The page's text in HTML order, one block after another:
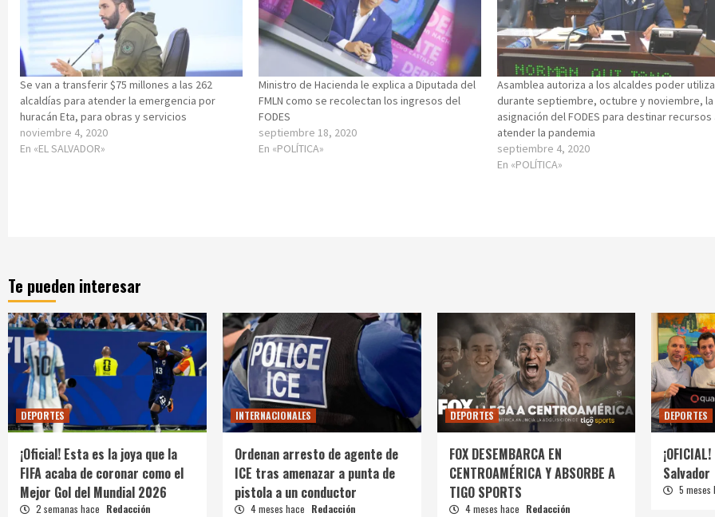
Se van a transferir $75 millones a las 262
alcaldías para atender la emergencia por
huracán Eta, para obras y servicios
noviembre 4, 2020
En «EL SALVADOR»
Ministro de Hacienda le explica a Diputada del
FMLN como se recolectan los ingresos del
FODES
septiembre 18, 2020
En «POLÍTICA»
Asamblea autoriza a los alcaldes poder
durante septiembre, octubre y noviembre, la
asignación del FODES para destinar recursos
atender la pandemia
septiembre 4, 2020
En «POLÍTICA»
Te pueden interesar
DEPORTES
¡Oficial! Esta es la joya que la
FIFA acaba de coronar como el
Mejor Gol del Mundial 2026
2 semanas hace Redacción
INTERNACIONALES
Ordenan arresto de agente de
ICE tras amenazar a punta de
pistola a un conductor
4 meses hace Redacción
DEPORTES
FOX DESEMBARCA EN
CENTROAMÉRICA Y ABSORBE A
TIGO SPORTS
4 meses hace Redacción
DEPORTES
Salvador
5